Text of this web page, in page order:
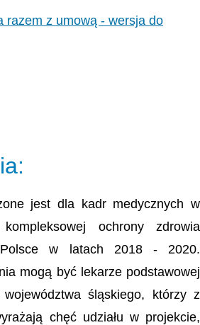
razem z umową - wersja do
jest dla kadr medycznych w
ochrony zdrowia
Polsce w latach 2018 - 2020.
mogą być lekarze podstawowej
śląskiego, którzy z
chęć udziału w projekcie,